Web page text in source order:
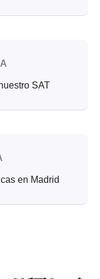
SAT
en Madrid